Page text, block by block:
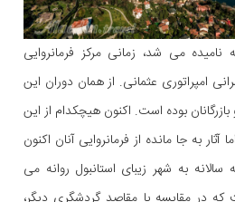
نامیده می شد، زمانی مرکز فرمانروایی
امپراتوری عثمانی. از همان دوران این
بوده است. اکنون هیچکدام از این
به جا مانده از فرمانروایی آنان اکنون
به شهر زیبای استانبول روانه می